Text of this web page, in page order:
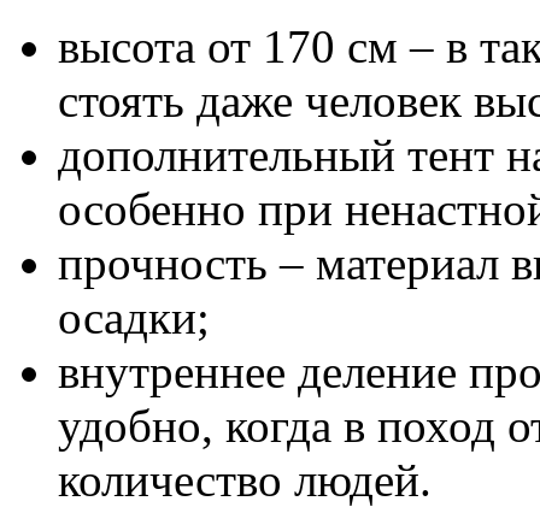
высота от 170 см – в
стоять даже человек
дополнительный тент
особенно при
прочность – материал
осадки;
внутреннее деление
удобно, когда в поход
количество людей.